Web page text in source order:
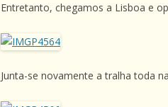
Entretanto, chegamos a Lisboa e
Junta-se novamente a tralha toda